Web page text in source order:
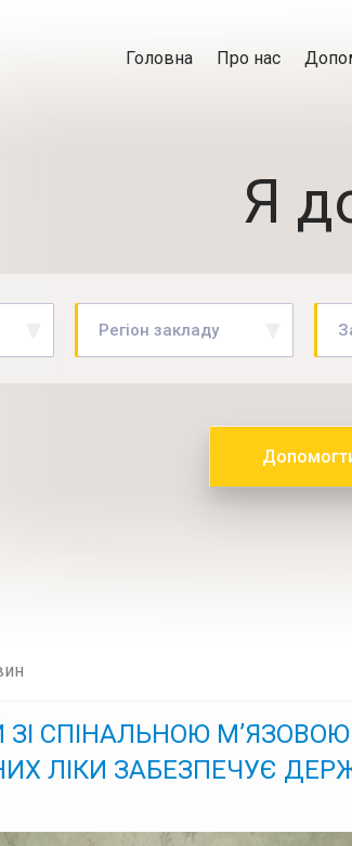
Головна Про нас
Я
Регіон закладу
ЗІ СПІНАЛЬНОЮ
ЛІКИ ЗАБЕЗПЕЧУЄ